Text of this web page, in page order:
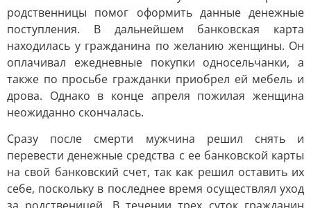
родственницы помог оформить данные денежные
поступления. В дальнейшем банковская карта
находилась у гражданина по желанию женщины. Он
оплачивал ежедневные покупки односельчанки, а
также по просьбе гражданки приобрел ей мебель и
дрова. Однако в конце апреля пожилая женщина
неожиданно скончалась.
Сразу после смерти мужчина решил снять и
перевести денежные средства с ее банковской карты
на свой банковский счет, так как решил оставить их
себе, поскольку в последнее время осуществлял уход